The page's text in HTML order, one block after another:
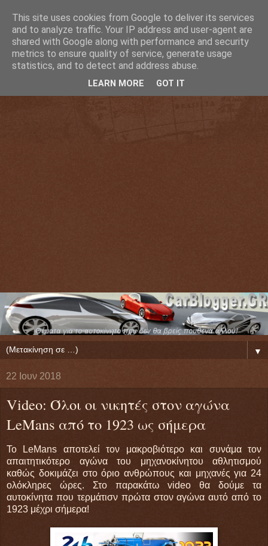
▼
22 Ιουν 2018
Video: Όλοι οι νικητές στον αγώνα
LeMans από το 1923 ως σήμερα
Το LeMans αποτελεί τον μακροβιότερο και συνάμα τον
απαιτητικότερο αγώνα του μηχανοκίνητου αθλητισμού
καθώς δοκιμάζει στο όριο ανθρώπους και μηχανές για 24
ολόκληρες ώρες. Στο παρακάτω video θα δούμε τα
αυτοκίνητα που τερμάτισν πρώτα στον αγώνα αυτό από το
1923 μέχρι σήμερα!
This site uses cookies from Google to deliver its services
and to analyze traffic. Your IP address and user-agent are
shared with Google along with performance and security
metrics to ensure quality of service, generate usage
statistics, and to detect and address abuse.
LEARN MORE GOT IT